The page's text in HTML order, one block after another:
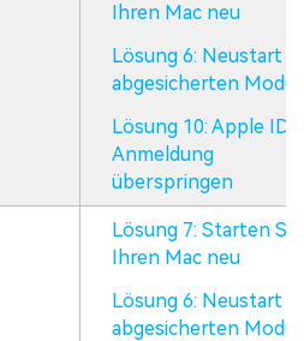
Ihren Mac neu
Lösung 6: Neustart
abgesicherten Modus
Lösung 10: Apple ID-
Anmeldung
überspringen
Lösung 7: Starten Sie
Ihren Mac neu
Lösung 6: Neustart
abgesicherten Modus